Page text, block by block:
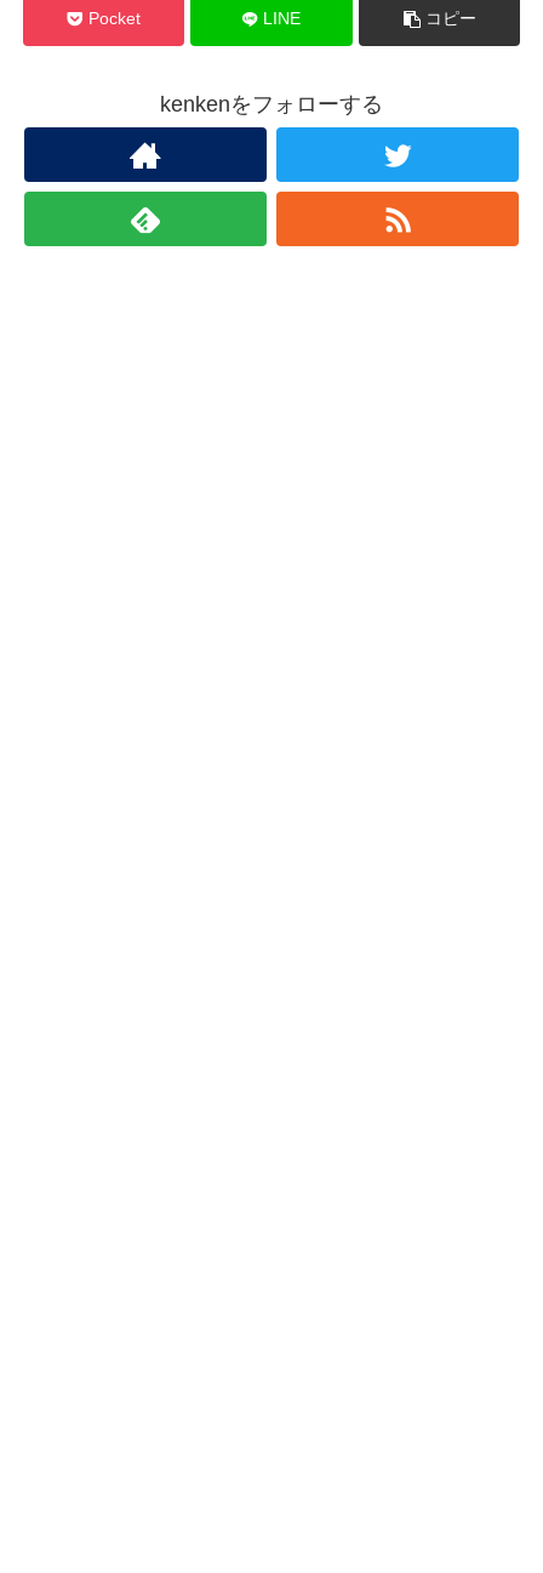
Pocket LINE コピー
kenkenをフォローする